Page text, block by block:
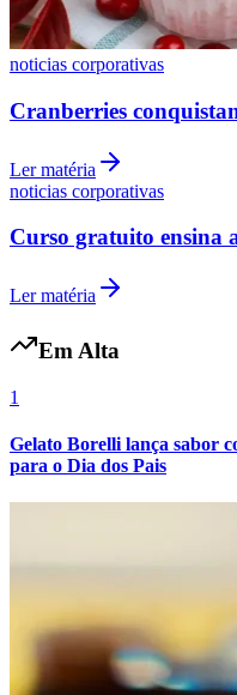
noticias corporativas
Cranberries
Ler matéria
noticias corporativas
Curso gratuito ensina
Ler matéria
Em Alta
1
Gelato Borelli lança sabor
para o Dia dos Pais